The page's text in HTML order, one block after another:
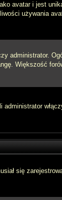
avatar i jest
używania
administrator.
Większość
się